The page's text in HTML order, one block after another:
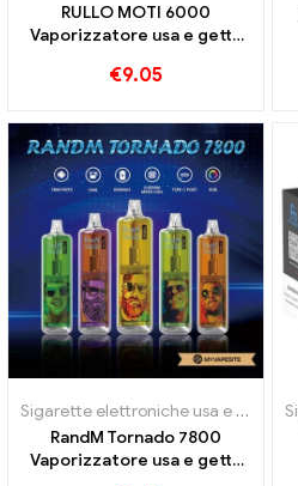
RULLO MOTI 6000
Vaporizzatore usa e getta
€9.05
Sigarette elettroniche usa e getta
RandM Tornado 7800
Vaporizzatore usa e getta